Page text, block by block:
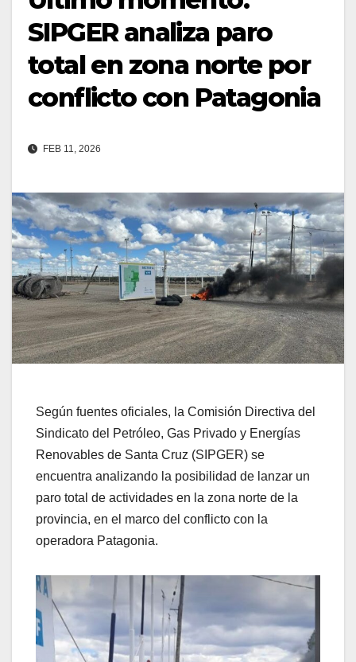
SIPGER analiza paro
total en zona norte por
conflicto con Patagonia
FEB 11, 2026
Según fuentes oficiales, la Comisión Directiva del
Sindicato del Petróleo, Gas Privado y Energías
Renovables de Santa Cruz (SIPGER) se
encuentra analizando la posibilidad de lanzar un
paro total de actividades en la zona norte de la
provincia, en el marco del conflicto con la
operadora Patagonia.